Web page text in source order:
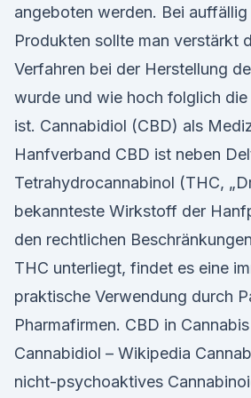
angeboten werden. Bei
Produkten sollte man verstärkt
Verfahren bei der Herstellung
wurde und wie hoch folglich
ist. Cannabidiol (CBD) als
Hanfverband CBD ist neben
Tetrahydrocannabinol (THC,
bekannteste Wirkstoff der
den rechtlichen
THC unterliegt, findet es eine
praktische Verwendung durch
Pharmafirmen. CBD in
Cannabidiol – Wikipedia
nicht-psychoaktives